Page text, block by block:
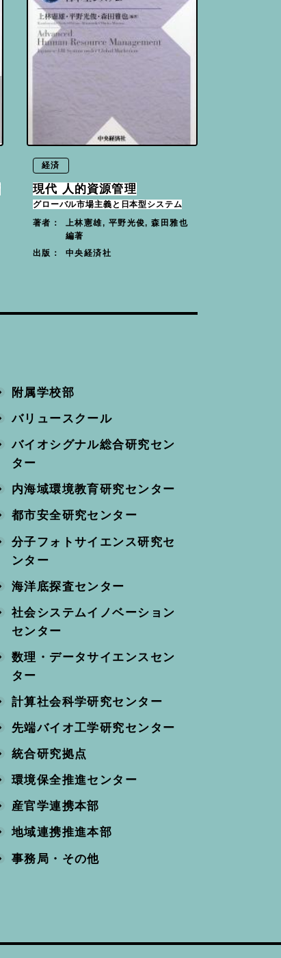
経済
現代 人的資源管理
グローバル市場主義と日本型システム
著者： 上林憲雄, 平野光俊, 森田雅也
編著
出版： 中央経済社
附属学校部
バリュースクール
バイオシグナル総合研究セン
ター
内海域環境教育研究センター
都市安全研究センター
分子フォトサイエンス研究セ
ンター
海洋底探査センター
社会システムイノベーション
センター
数理・データサイエンスセン
ター
計算社会科学研究センター
先端バイオ工学研究センター
統合研究拠点
環境保全推進センター
産官学連携本部
地域連携推進本部
事務局・その他